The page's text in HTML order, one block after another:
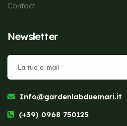
Contact
Newsletter
Info@gardenlabduemari.it
(+39) 0968 750125